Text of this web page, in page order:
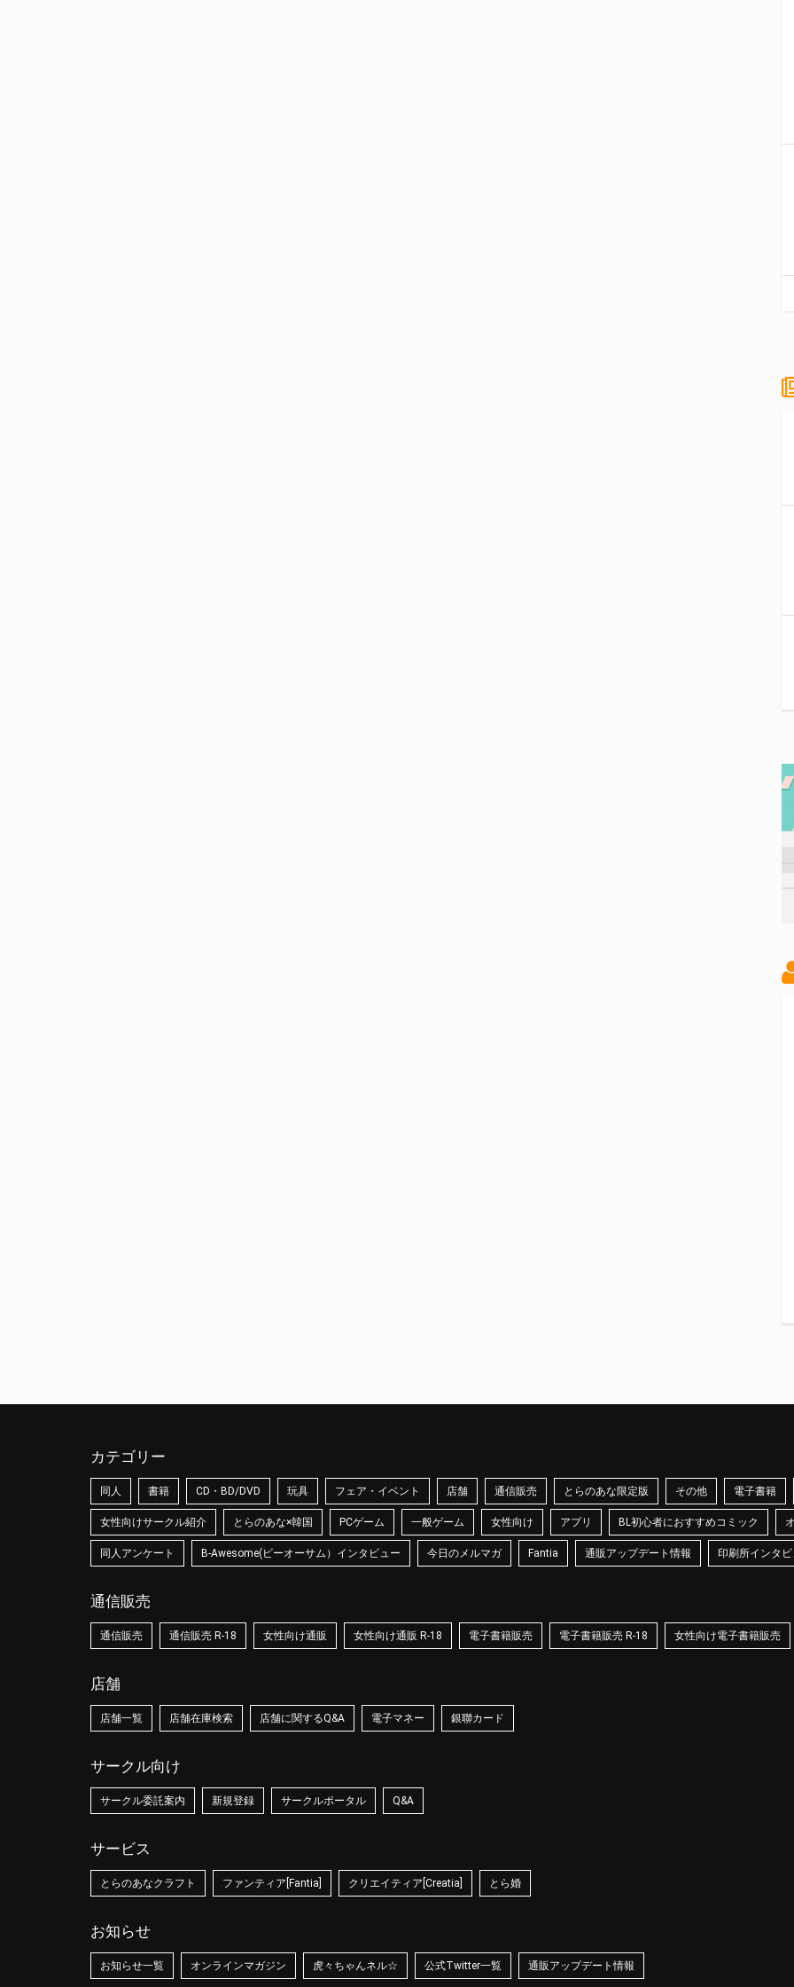
カテゴリー
同人 書籍 CD・BD/DVD 玩具 フェア・イベント 店舗 通信販売 とらのあな限定版 その他 電子書籍
女性向けサークル紹介 とらのあな×韓国 PCゲーム 一般ゲーム 女性向け アプリ BL初心者におすすめコミック
同人アンケート B-Awesome(ビーオーサム）インタビュー 今日のメルマガ Fantia 通販アップデート情報 印刷所インタ
通信販売
通信販売 通信販売 R-18 女性向け通販 女性向け通販 R-18 電子書籍販売 電子書籍販売 R-18 女性向け電子書籍販売
店舗
店舗一覧 店舗在庫検索 店舗に関するQ&A 電子マネー 銀聯カード
サークル向け
サークル委託案内 新規登録 サークルポータル Q&A
サービス
とらのあなクラフト ファンティア[Fantia] クリエイティア[Creatia] とら婚
お知らせ
お知らせ一覧 オンラインマガジン 虎々ちゃんネル☆ 公式Twitter一覧 通販アップデート情報